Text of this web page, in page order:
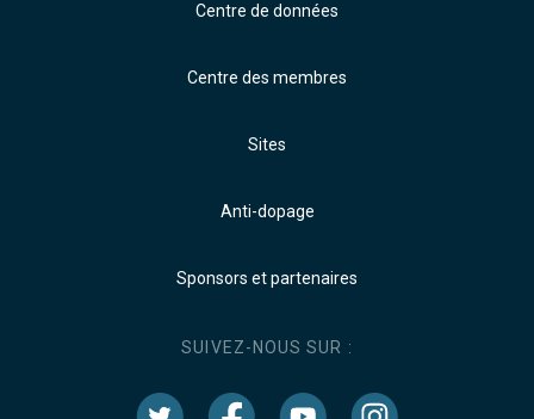
Centre de données
Centre des membres
Sites
Anti-dopage
Sponsors et partenaires
SUIVEZ-NOUS SUR :